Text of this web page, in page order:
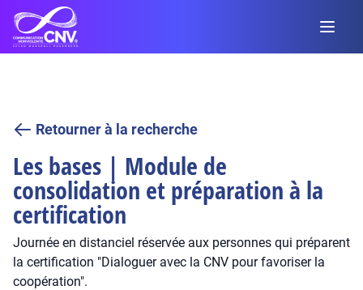
Retourner à la recherche
Les bases | Module de
consolidation et préparation à la
certification
Journée en distanciel réservée aux personnes qui préparent
la certification "Dialoguer avec la CNV pour favoriser la
coopération".